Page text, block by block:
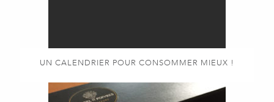
UN CALENDRIER POUR CONSOMMER MIEUX !